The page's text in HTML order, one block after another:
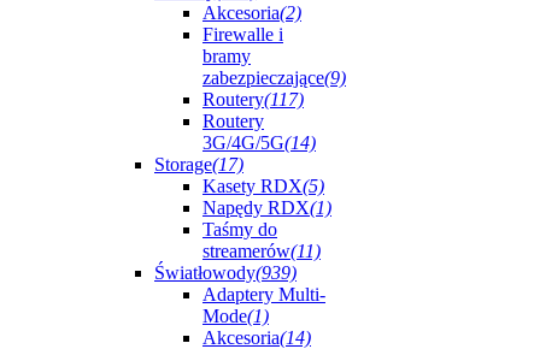
Akcesoria(2)
Firewalle i
bramy
zabezpieczające(9)
Routery(117)
Routery
3G/4G/5G(14)
Storage(17)
Kasety RDX(5)
Napędy RDX(1)
Taśmy do
streamerów(11)
Światłowody(939)
Adaptery Multi-
Mode(1)
Akcesoria(14)